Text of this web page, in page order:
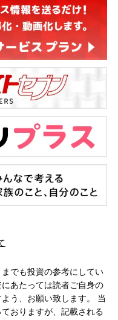
でも投資の参考にしてい
あたっては読者ご自身の
う、お願い致します。 当
おりますが、記載される